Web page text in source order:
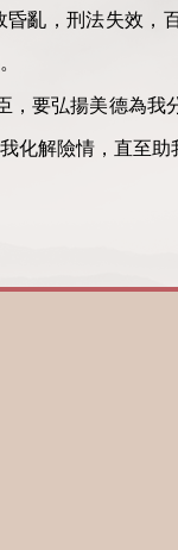
亂，刑法失效，
要弘揚美德為
化解險情，直至